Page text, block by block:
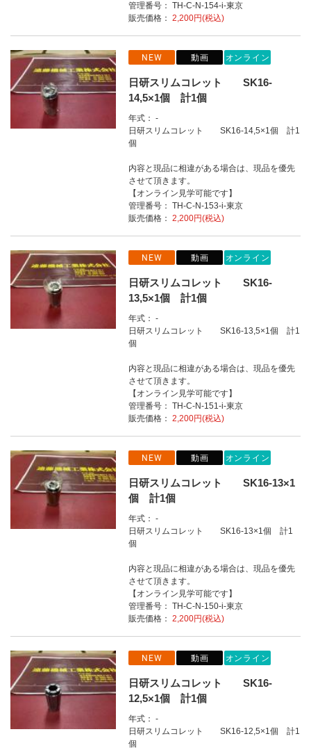
管理番号： TH-C-N-154-i-東京
販売価格：2,200円(税込)
NEW 動画 オンライン
日研スリムコレット SK16-
14,5×1個 計1個
年式： -
日研スリムコレット SK16-14,5×1個 計1
個
内容と現品に相違がある場合は、現品を優先
させて頂きます。
【オンライン見学可能です】
管理番号： TH-C-N-153-i-東京
販売価格：2,200円(税込)
NEW 動画 オンライン
日研スリムコレット SK16-
13,5×1個 計1個
年式： -
日研スリムコレット SK16-13,5×1個 計1
個
内容と現品に相違がある場合は、現品を優先
させて頂きます。
【オンライン見学可能です】
管理番号： TH-C-N-151-i-東京
販売価格：2,200円(税込)
NEW 動画 オンライン
日研スリムコレット SK16-13×1
個 計1個
年式： -
日研スリムコレット SK16-13×1個 計1
個
内容と現品に相違がある場合は、現品を優先
させて頂きます。
【オンライン見学可能です】
管理番号： TH-C-N-150-i-東京
販売価格：2,200円(税込)
NEW 動画 オンライン
日研スリムコレット SK16-
12,5×1個 計1個
年式： -
日研スリムコレット SK16-12,5×1個 計1
個